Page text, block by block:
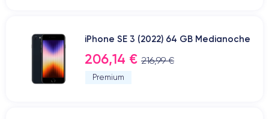
iPhone SE 3 (2022) 64 GB Medianoche
206,14 € 216,99 €
Premium